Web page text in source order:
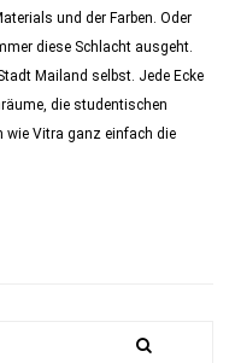
und der Farben. Oder
diese Schlacht ausgeht.
Mailand selbst. Jede Ecke
die studentischen
wie Vitra ganz einfach die